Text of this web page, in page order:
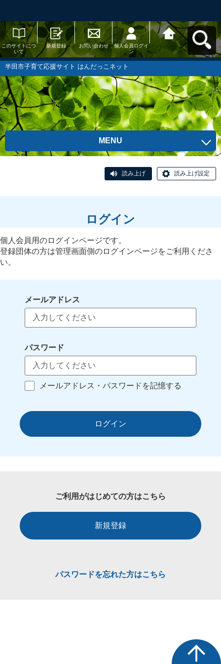
このサイトにつ
いて
新規登録 お問い合わせ
個人会員ログイ
ン
半田市子育て応
援サイト はんだ
っこネットへ戻
半田市子育て応援サイト はんだっこネット
MENU
読み上げ 読み上げ設定
ログイン
個人会員用のログインページです。
登録団体の方は管理画面側のログインページをご利用くださ
い。
メールアドレス
パスワード
メールアドレス・パスワードを記憶する
ログイン
ご利用がはじめての方はこちら
新規登録
パスワードを忘れた方はこちら